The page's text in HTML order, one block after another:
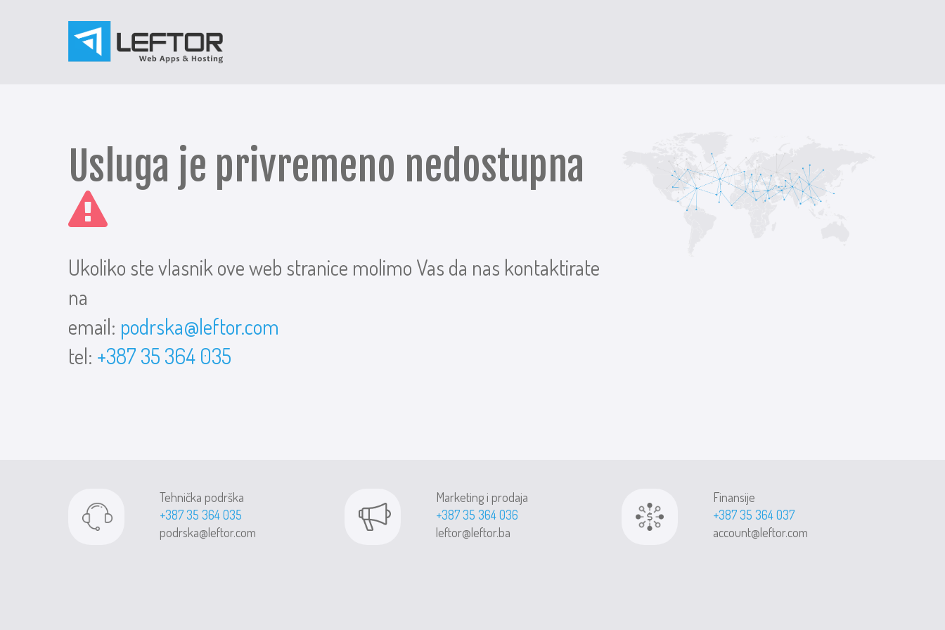
Usluga je privremeno nedostupna
Ukoliko ste vlasnik ove web stranice molimo Vas da nas kontaktirate
na
email: podrska@leftor.com
tel: +387 35 364 035
Tehnička podrška
+387 35 364 035
podrska@leftor.com
Marketing i prodaja
+387 35 364 036
leftor@leftor.ba
Finansije
+387 35 364 037
account@leftor.com